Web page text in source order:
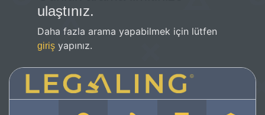
ulaştınız.
Daha fazla arama yapabilmek için lütfen
giriş yapınız.